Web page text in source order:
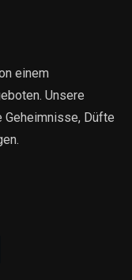
einem
Unsere
Geheimnisse, Düfte